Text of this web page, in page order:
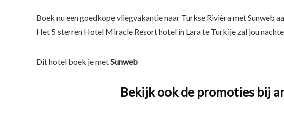
Boek nu een goedkope vliegvakantie naar Turkse Rivièra met Sunweb
Het 5 sterren Hotel Miracle Resort hotel in Lara te Turkije zal jou
Dit hotel boek je metSunweb
Bekijk ook de promoties bij